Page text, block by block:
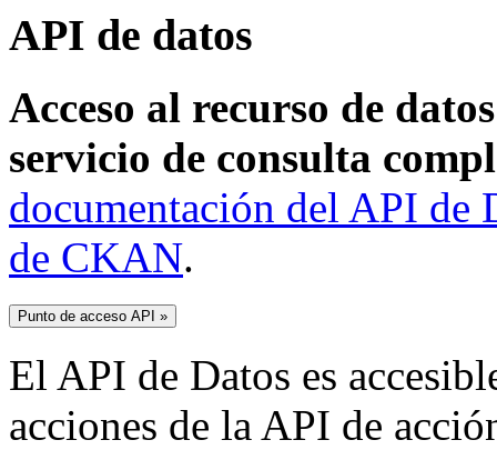
API de datos
Acceso al recurso de
servicio de consulta
documentación del API de
de CKAN.
Punto de acceso API »
El API de Datos es
acciones de la API de